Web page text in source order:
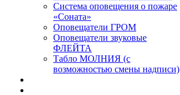
Система оповещения о пожаре
«Соната»
Оповещатели ГРОМ
Оповещатели звуковые
ФЛЕЙТА
Табло МОЛНИЯ (с
возможностью смены надписи)